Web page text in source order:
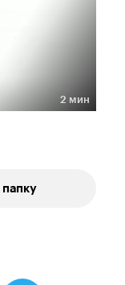
2 мин
папку